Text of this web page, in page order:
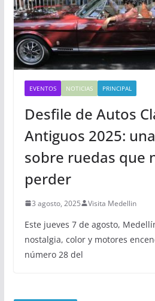
EVENTOS NOTICIAS PRINCIPAL
Desfile de Autos
Antiguos 2025:
sobre ruedas que
perder
3 agosto, 2025 Visita Medellin
Este jueves 7 de agosto,
nostalgia, color y motores
número 28 del